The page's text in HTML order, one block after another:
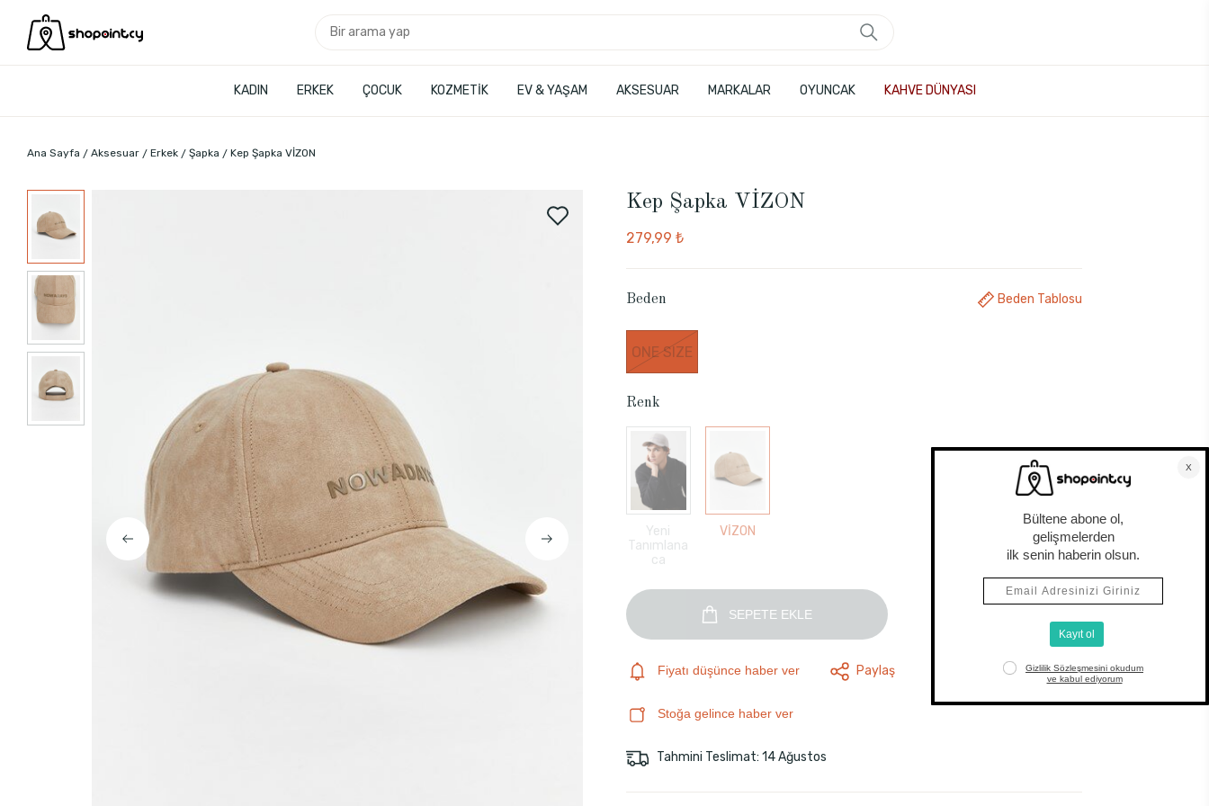
KADIN ERKEK ÇOCUK KOZMETİK EV & YAŞAM AKSESUAR MARKALAR OYUNCAK KAHVE DÜNYASI
Ana Sayfa Aksesuar Erkek Şapka Kep Şapka VİZON
Kep Şapka VİZON
279,99 ₺
Beden Beden Tablosu
ONE SIZE
Renk
Yeni
Tanımlana
ca
VİZON
SEPETE EKLE
Fiyatı düşünce haber ver Paylaş
Stoğa gelince haber ver
Tahmini Teslimat: 14 Ağustos